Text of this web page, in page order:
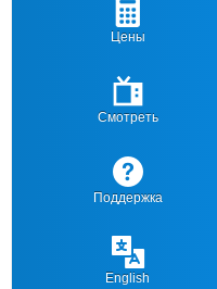
Цены
Смотреть
Поддержка
English